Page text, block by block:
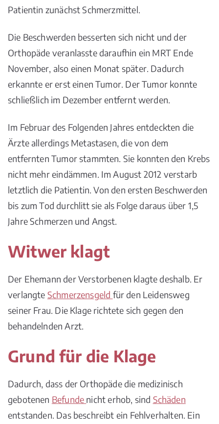
Patientin zunächst Schmerzmittel.
Die Beschwerden besserten sich nicht und der
Orthopäde veranlasste daraufhin ein MRT Ende
November, also einen Monat später. Dadurch
erkannte er erst einen Tumor. Der Tumor konnte
schließlich im Dezember entfernt werden.
Im Februar des Folgenden Jahres entdeckten die
Ärzte allerdings Metastasen, die von dem
entfernten Tumor stammten. Sie konnten den Krebs
nicht mehr eindämmen. Im August 2012 verstarb
letztlich die Patientin. Von den ersten Beschwerden
bis zum Tod durchlitt sie als Folge daraus über 1,5
Jahre Schmerzen und Angst.
Witwer klagt
Der Ehemann der Verstorbenen klagte deshalb. Er
verlangte Schmerzensgeld für den Leidensweg
seiner Frau. Die Klage richtete sich gegen den
behandelnden Arzt.
Grund für die Klage
Dadurch, dass der Orthopäde die medizinisch
gebotenen Befunde nicht erhob, sind Schäden
entstanden. Das beschreibt ein Fehlverhalten. Ein